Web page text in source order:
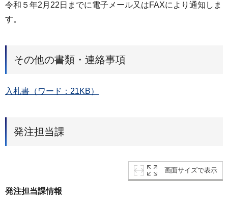
令和５年2月22日までに電子メール又はFAXにより通知しま
す。
その他の書類・連絡事項
入札書（ワード：21KB）
発注担当課
画面サイズで表示
発注担当課情報